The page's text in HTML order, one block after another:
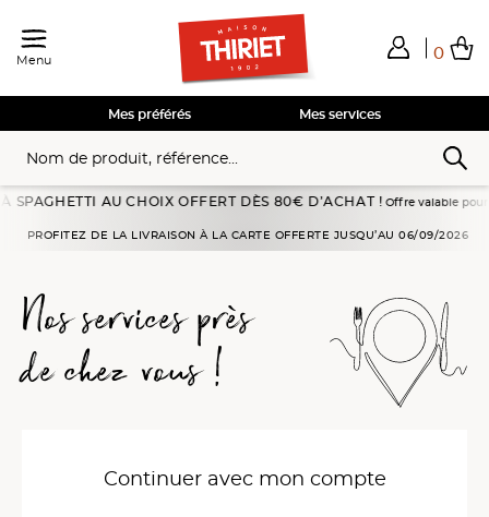
Menu 0
Total de mes achats
Voir mon panier
Voir mon panier
Voir mon panier
Voir mon panier
Mes services
Mes préférés
AU CHOIX OFFERT DÈS 80€ D’ACHAT !Offre valable pour une
PROFITEZ DE LA LIVRAISON À LA CARTE OFFERTE JUSQU’AU 06/09/2026
Nos services près
de chez vous !
Continuer avec mon compte